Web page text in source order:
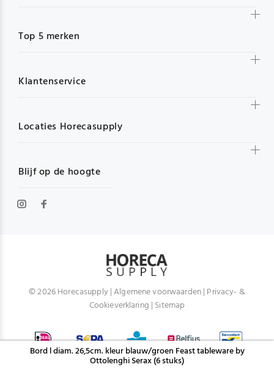
Bord l diam. 26,5cm. kleur blauw/groen Feast tableware by
Ottolenghi Serax (6 stuks)
Blijf op de hoogte
Top 5 merken
Klantenservice
Locaties Horecasupply
© 2026 Horecasupply |Algemene voorwaarden| Privacy- &
Cookieverklaring | Sitemap